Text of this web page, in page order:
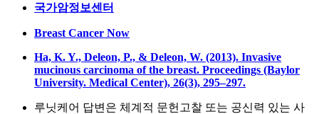
국가암정보센터
Breast Cancer Now
Ha, K. Y., Deleon, P., & Deleon, W. (2013). Invasive
mucinous carcinoma of the breast. Proceedings (Baylor
University. Medical Center), 26(3), 295–297.
루닛케어 답변은 체계적 문헌고찰 또는 공신력 있는 사